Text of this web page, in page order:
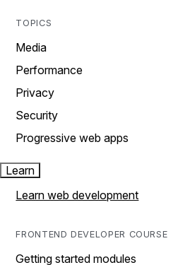
TOPICS
Media
Performance
Privacy
Security
Progressive web apps
Learn
Learn web development
FRONTEND DEVELOPER COURSE
Getting started modules